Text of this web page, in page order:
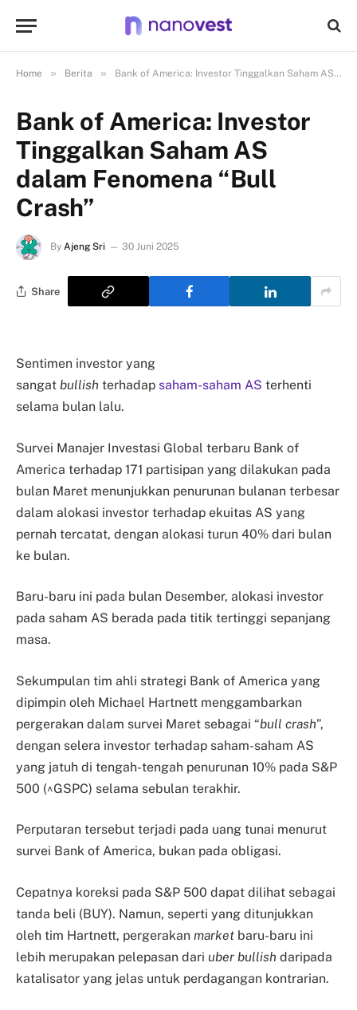
Home » Berita » Bank of America: Investor Tinggalkan Saham AS dalam Fenomena “Bull Crash”
Bank of America: Investor
Tinggalkan Saham AS
dalam Fenomena “Bull
Crash”
By Ajeng Sri 30 Juni 2025
Share
Sentimen investor yang
sangat bullish terhadap saham-saham AS terhenti
selama bulan lalu.
Survei Manajer Investasi Global terbaru Bank of
America terhadap 171 partisipan yang dilakukan pada
bulan Maret menunjukkan penurunan bulanan terbesar
dalam alokasi investor terhadap ekuitas AS yang
pernah tercatat, dengan alokasi turun 40% dari bulan
ke bulan.
Baru-baru ini pada bulan Desember, alokasi investor
pada saham AS berada pada titik tertinggi sepanjang
masa.
Sekumpulan tim ahli strategi Bank of America yang
dipimpin oleh Michael Hartnett menggambarkan
pergerakan dalam survei Maret sebagai “bull crash”,
dengan selera investor terhadap saham-saham AS
yang jatuh di tengah-tengah penurunan 10% pada S&P
500 (^GSPC) selama sebulan terakhir.
Perputaran tersebut terjadi pada uang tunai menurut
survei Bank of America, bukan pada obligasi.
Cepatnya koreksi pada S&P 500 dapat dilihat sebagai
tanda beli (BUY). Namun, seperti yang ditunjukkan
oleh tim Hartnett, pergerakan market baru-baru ini
lebih merupakan pelepasan dari uber bullish daripada
katalisator yang jelas untuk perdagangan kontrarian.